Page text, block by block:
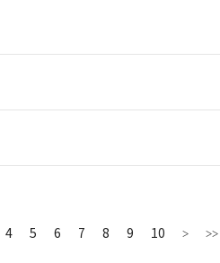
4 5 6 7 8 9 10